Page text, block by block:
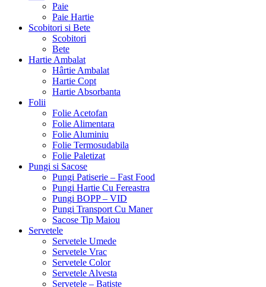
Paie
Paie Hartie
Scobitori si Bete
Scobitori
Bete
Hartie Ambalat
Hârtie Ambalat
Hartie Copt
Hartie Absorbanta
Folii
Folie Acetofan
Folie Alimentara
Folie Aluminiu
Folie Termosudabila
Folie Paletizat
Pungi si Sacose
Pungi Patiserie – Fast Food
Pungi Hartie Cu Fereastra
Pungi BOPP – VID
Pungi Transport Cu Maner
Sacose Tip Maiou
Servetele
Servetele Umede
Servetele Vrac
Servetele Color
Servetele Alvesta
Servetele – Batiste